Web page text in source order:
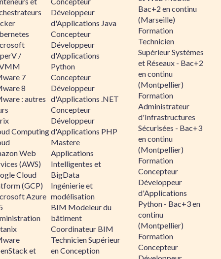
/
7
8
: autres
Computing
Web
(AWS)
Cloud
(GCP)
Azure
et
Développeur
d'Applications Java
Concepteur
Développeur
d'Applications
Python
Concepteur
Développeur
d'Applications .NET
Concepteur
Développeur
d'Applications PHP
Mastere
Applications
Intelligentes et
BigData
Ingénierie et
modélisation
BIM Modeleur du
bâtiment
Coordinateur BIM
Technicien Supérieur
en Conception
Bac+2 en continu
(Marseille)
Formation
Technicien
Supérieur Systèmes
et Réseaux - Bac+2
en continu
(Montpellier)
Formation
Administrateur
d'Infrastructures
Sécurisées - Bac+3
en continu
(Montpellier)
Formation
Concepteur
Développeur
d'Applications
Python - Bac+3 en
continu
(Montpellier)
Formation
Concepteur